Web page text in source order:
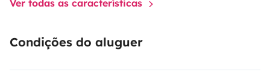
Ver todas as características
Condições do aluguer